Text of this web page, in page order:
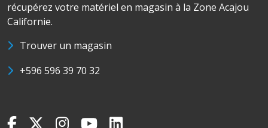
récupérez votre matériel en magasin à la Zone Acajou
Californie.
Trouver un magasin
+596 596 39 70 32